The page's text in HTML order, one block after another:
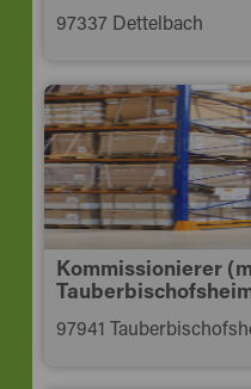
97337 Dettelbach
Kommissionierer
97941